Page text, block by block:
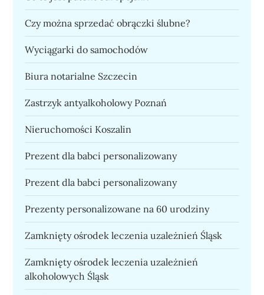
Czy można sprzedać obrączki ślubne?
Wyciągarki do samochodów
Biura notarialne Szczecin
Zastrzyk antyalkoholowy Poznań
Nieruchomości Koszalin
Prezent dla babci personalizowany
Prezent dla babci personalizowany
Prezenty personalizowane na 60 urodziny
Zamknięty ośrodek leczenia uzależnień Śląsk
Zamknięty ośrodek leczenia uzależnień
alkoholowych Śląsk